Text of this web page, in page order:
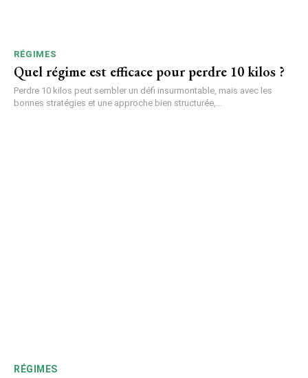
RÉGIMES
Quel régime est efficace pour perdre 10 kilos ?
Perdre 10 kilos peut sembler un défi insurmontable, mais avec les
bonnes stratégies et une approche bien structurée,...
RÉGIMES